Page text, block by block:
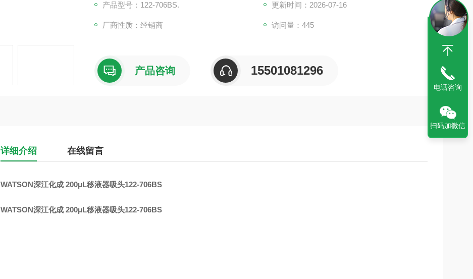
产品型号：122-706BS. 更新时间：2026-07-16
厂商性质：经销商 访问量：445
产品咨询 15501081296
详细介绍 在线留言
WATSON深江化成 200μL移液器吸头122-706BS
WATSON深江化成 200μL移液器吸头122-706BS
电话咨询
扫码加微信